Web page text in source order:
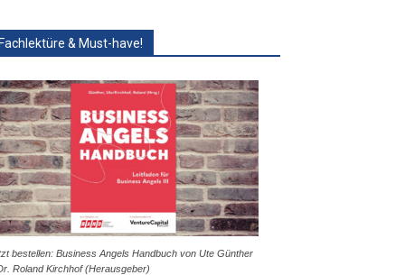
& Must-have!
bestellen: Business Angels Handbuch von Ute Günther
Roland Kirchhof (Herausgeber)